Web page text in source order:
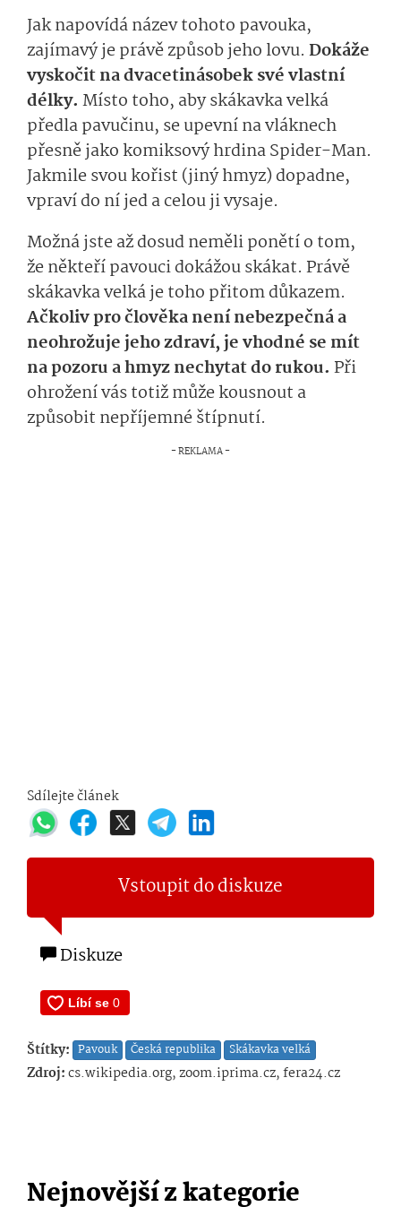
Jak napovídá název tohoto pavouka,
zajímavý je právě způsob jeho lovu. Dokáže
vyskočit na dvacetinásobek své vlastní
délky. Místo toho, aby skákavka velká
předla pavučinu, se upevní na vláknech
přesně jako komiksový hrdina Spider-Man.
Jakmile svou kořist (jiný hmyz) dopadne,
vpraví do ní jed a celou ji vysaje.
Možná jste až dosud neměli ponětí o tom,
že někteří pavouci dokážou skákat. Právě
skákavka velká je toho přitom důkazem.
Ačkoliv pro člověka není nebezpečná a
neohrožuje jeho zdraví, je vhodné se mít
na pozoru a hmyz nechytat do rukou. Při
ohrožení vás totiž může kousnout a
způsobit nepříjemné štípnutí.
Sdílejte článek
Vstoupit do diskuze
Diskuze
Štítky: Pavouk Česká republika Skákavka velká
Zdroj:cs.wikipedia.org, zoom.iprima.cz, fera24.cz
Nejnovější z kategorie